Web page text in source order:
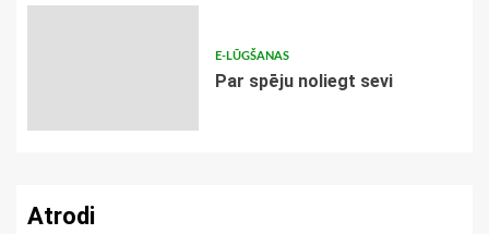
E-LŪGŠANAS
Par spēju noliegt sevi
Atrodi